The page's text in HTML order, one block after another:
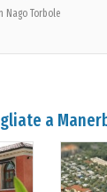
Nago Torbole
a